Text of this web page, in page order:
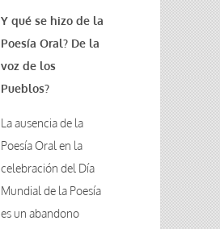
Y qué se hizo de la
Poesía Oral? De la
voz de los
Pueblos?
La ausencia de la
Poesía Oral en la
celebración del Día
Mundial de la Poesía
es un abandono